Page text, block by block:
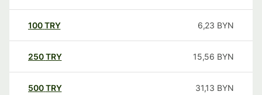
100TRY 6,23 BYN
250TRY 15,56 BYN
500TRY 31,13 BYN